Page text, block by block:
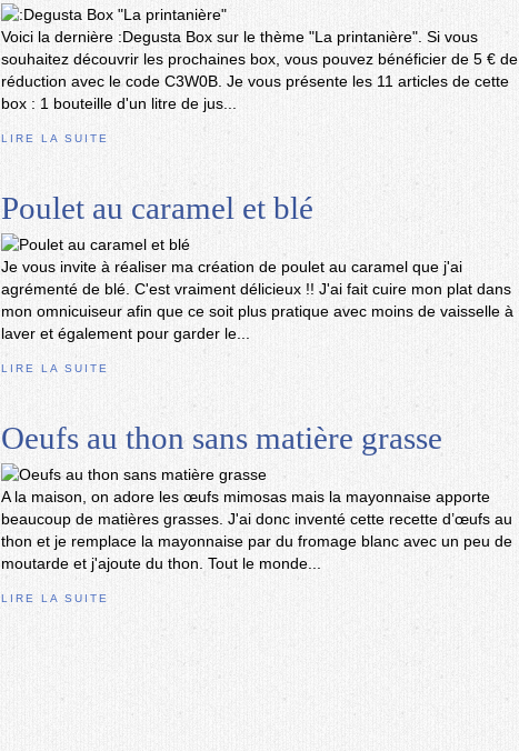
Voici la dernière :Degusta Box sur le thème "La printanière". Si vous
souhaitez découvrir les prochaines box, vous pouvez bénéficier de 5 € de
réduction avec le code C3W0B. Je vous présente les 11 articles de cette
box : 1 bouteille d'un litre de jus...
LIRE LA SUITE
Poulet au caramel et blé
Je vous invite à réaliser ma création de poulet au caramel que j'ai
agrémenté de blé. C'est vraiment délicieux !! J'ai fait cuire mon plat dans
mon omnicuiseur afin que ce soit plus pratique avec moins de vaisselle à
laver et également pour garder le...
LIRE LA SUITE
Oeufs au thon sans matière grasse
A la maison, on adore les œufs mimosas mais la mayonnaise apporte
beaucoup de matières grasses. J'ai donc inventé cette recette d’œufs au
thon et je remplace la mayonnaise par du fromage blanc avec un peu de
moutarde et j'ajoute du thon. Tout le monde...
LIRE LA SUITE